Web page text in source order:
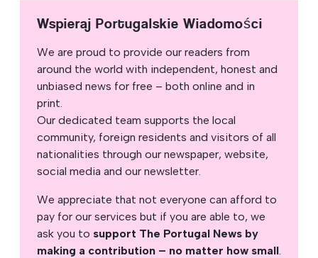
Wspieraj Portugalskie Wiadomości
We are proud to provide our readers from
around the world with independent, honest and
unbiased news for free – both online and in
print.
Our dedicated team supports the local
community, foreign residents and visitors of all
nationalities through our newspaper, website,
social media and our newsletter.
We appreciate that not everyone can afford to
pay for our services but if you are able to, we
ask you to support The Portugal News by
making a contribution – no matter how small.